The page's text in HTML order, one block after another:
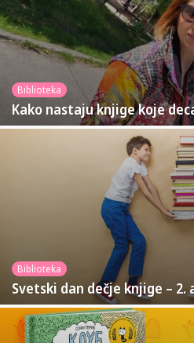
Biblioteka
Kako nastaju knjige koje
Biblioteka
Svetski dan dečje knjige – 2.